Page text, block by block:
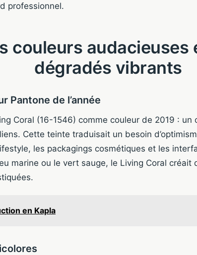
professionnel.
couleurs audacieuses
dégradés vibrants
Pantone de l’année
Coral (16-1546) comme couleur de 2019 : un
Cette teinte traduisait un besoin
les packagings cosmétiques et les
marine ou le vert sauge, le Living Coral créait
en Kapla